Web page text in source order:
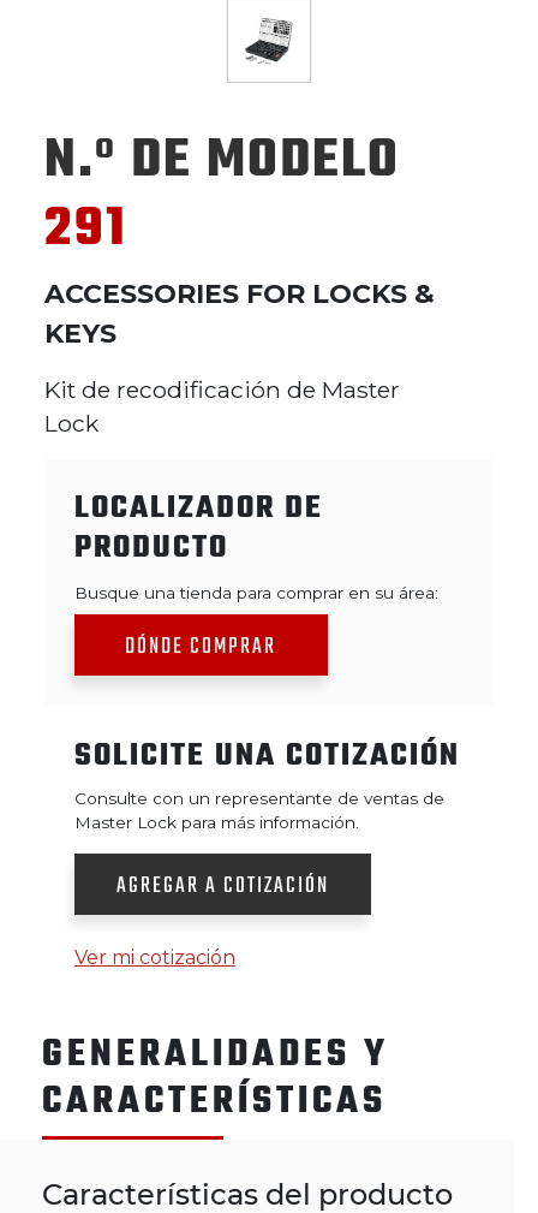
N.º DE MODELO
291
ACCESSORIES FOR LOCKS &
KEYS
Kit de recodificación de Master
Lock
LOCALIZADOR DE
PRODUCTO
Busque una tienda para comprar en su área:
DÓNDE COMPRAR
SOLICITE UNA COTIZACIÓN
Consulte con un representante de ventas de
Master Lock para más información.
AGREGAR A COTIZACIÓN
Ver mi cotización
GENERALIDADES Y
CARACTERÍSTICAS
Características del producto